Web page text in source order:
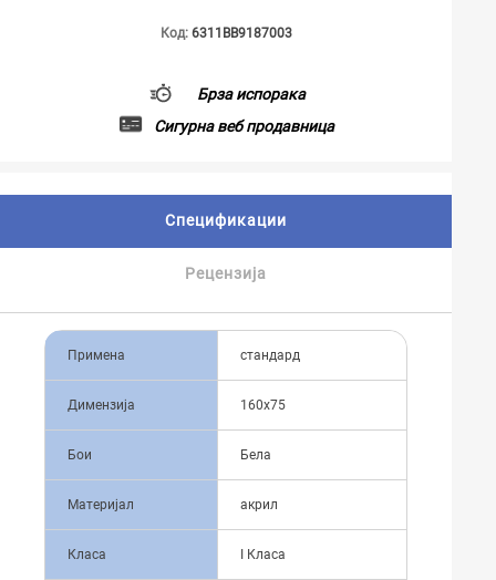
Код: 6311BB9187003
Брза испорака
Сигурна веб продавница
Спецификации
Рецензија
Примена стандард
Димензија 160x75
Бои Бела
Материјал акрил
Класа I Класа